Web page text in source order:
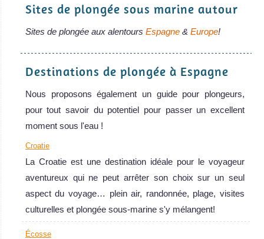
Sites de plongée sous marine autour
Sites de plongée aux alentours Espagne& Europe!
Destinations de plongée à Espagne
Nous proposons également un guide pour plongeurs,
pour tout savoir du potentiel pour passer un excellent
moment sous l'eau !
Croatie
La Croatie est une destination idéale pour le voyageur
aventureux qui ne peut arrêter son choix sur un seul
aspect du voyage… plein air, randonnée, plage, visites
culturelles et plongée sous-marine s'y mélangent!
Écosse